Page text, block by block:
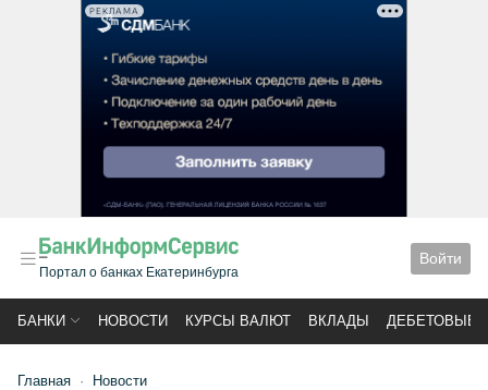
РЕКЛАМА
Портал о банках Екатеринбурга
Войти
БАНКИ НОВОСТИ КУРСЫ ВАЛЮТ ВКЛАДЫ ДЕБЕТОВЫЕ
Главная Новости